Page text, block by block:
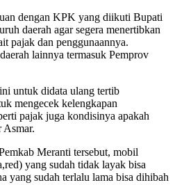
dengan KPK yang diikuti Bupati
daerah agar segera menertibkan
pajak dan penggunaannya.
lainnya termasuk Pemprov
untuk didata ulang tertib
mengecek kelengkapan
pajak juga kondisinya apakah
Asmar.
Meranti tersebut, mobil
yang sudah tidak layak bisa
yang sudah terlalu lama bisa dihibah